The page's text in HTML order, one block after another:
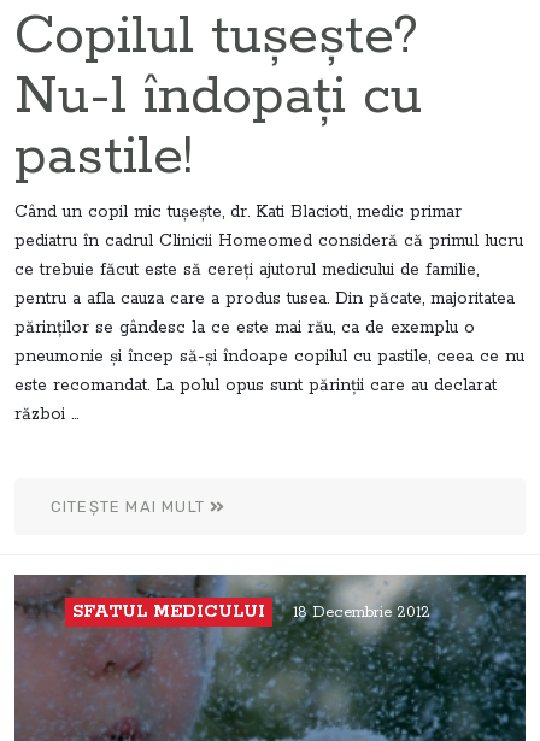
Copilul tuşeşte?
Nu-l îndopaţi cu
pastile!
Când un copil mic tuşeşte, dr. Kati Blacioti, medic primar
pediatru în cadrul Clinicii Homeomed consideră că primul lucru
ce trebuie făcut este să cereţi ajutorul medicului de familie,
pentru a afla cauza care a produs tusea. Din păcate, majoritatea
părinţilor se gândesc la ce este mai rău, ca de exemplu o
pneumonie şi încep să-şi îndoape copilul cu pastile, ceea ce nu
este recomandat. La polul opus sunt părinţii care au declarat
război ...
CITEȘTE MAI MULT
SFATUL MEDICULUI 18 Decembrie 2012